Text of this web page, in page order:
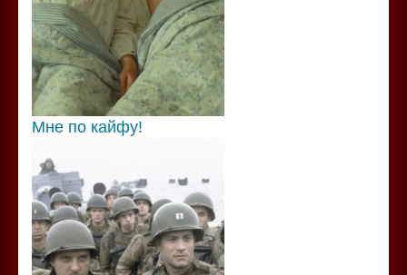
Мне по кайфу!